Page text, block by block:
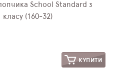
School Standard з
(160-32)
КУПИТИ